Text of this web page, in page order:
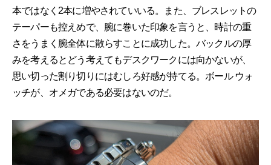
本ではなく2本に増やされていいる。また、ブレスレットの
テーパーも控えめで、腕に巻いた印象を言うと、時計の重
さをうまく腕全体に散らすことに成功した。バックルの厚
みを考えるとどう考えてもデスクワークには向かないが、
思い切った割り切りにはむしろ好感が持てる。ボール ウォ
ッチが、オメガである必要はないのだ。